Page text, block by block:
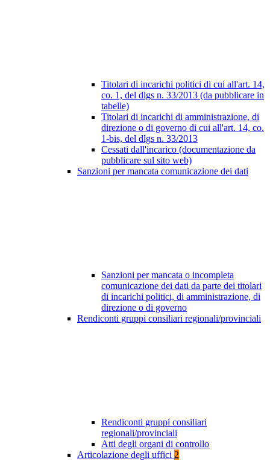
Titolari di incarichi politici di cui all'art. 14,
co. 1, del dlgs n. 33/2013 (da pubblicare in
tabelle)
Titolari di incarichi di amministrazione, di
direzione o di governo di cui all'art. 14, co.
1-bis, del dlgs n. 33/2013
Cessati dall'incarico (documentazione da
pubblicare sul sito web)
Sanzioni per mancata comunicazione dei dati
Sanzioni per mancata o incompleta
comunicazione dei dati da parte dei titolari
di incarichi politici, di amministrazione, di
direzione o di governo
Rendiconti gruppi consiliari regionali/provinciali
Rendiconti gruppi consiliari
regionali/provinciali
Atti degli organi di controllo
Articolazione degli uffici 2